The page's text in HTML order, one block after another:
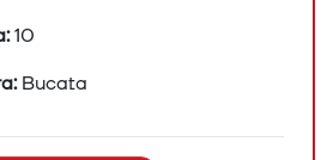
10
Bucata